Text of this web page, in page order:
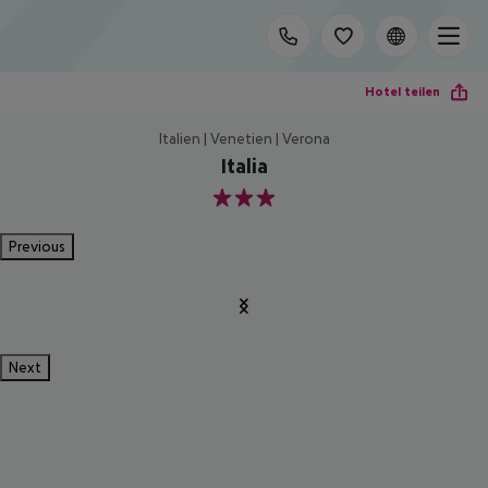
Hotel teilen
Italien | Venetien | Verona
Italia
3
Previous
Next